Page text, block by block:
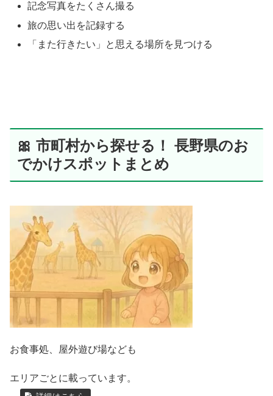
記念写真をたくさん撮る
旅の思い出を記録する
「また行きたい」と思える場所を見つける
🎀 市町村から探せる！ 長野県のお
でかけスポットまとめ
お食事処、屋外遊び場なども
エリアごとに載っています。